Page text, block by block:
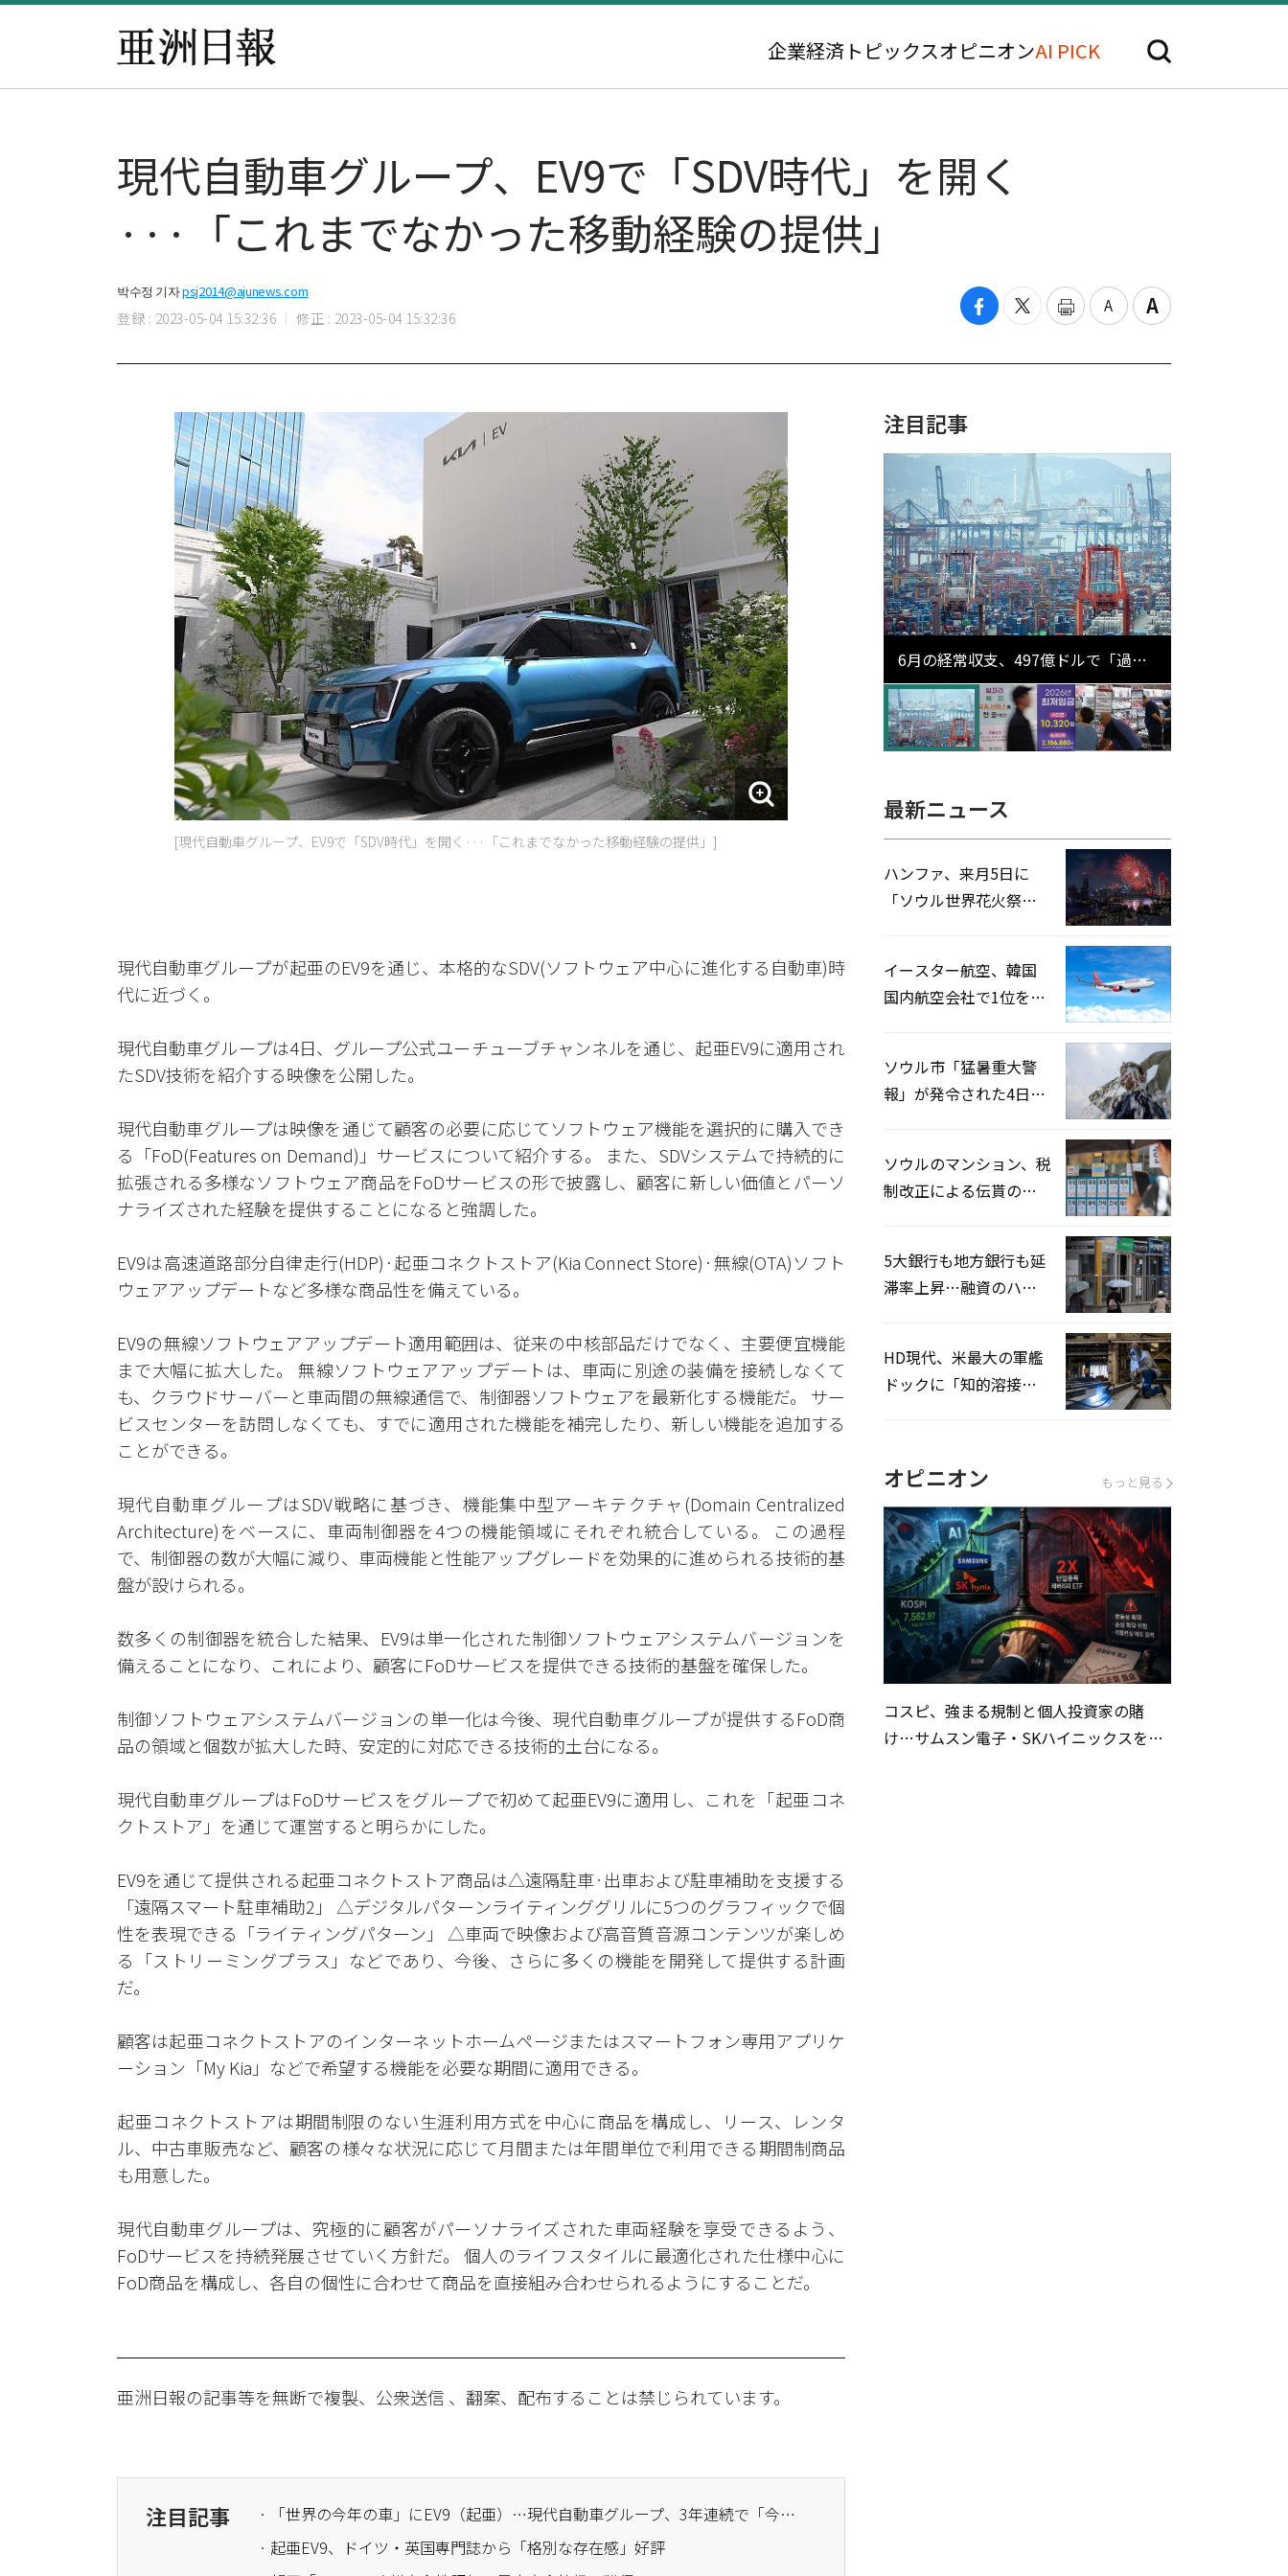
企業経済 トピックスオピニオンAI PICK
現代自動車グループ、EV9で「SDV時代」を開く
···「これまでなかった移動経験の提供」
박수정 기자psj2014@ajunews.com
登録 : 2023-05-04 15:32:36 修正 : 2023-05-04 15:32:36
[現代自動車グループ、EV9で「SDV時代」を開く···「これまでなかった移動経験の提供」]
現代自動車グループが起亜のEV9を通じ、本格的なSDV(ソフトウェア中心に進化する自動車)時
代に近づく。
現代自動車グループは4日、グループ公式ユーチューブチャンネルを通じ、起亜EV9に適用され
たSDV技術を紹介する映像を公開した。
現代自動車グループは映像を通じて顧客の必要に応じてソフトウェア機能を選択的に購入でき
る「FoD(Features on Demand)」サービスについて紹介する。 また、SDVシステムで持続的に
拡張される多様なソフトウェア商品をFoDサービスの形で披露し、顧客に新しい価値とパーソ
ナライズされた経験を提供することになると強調した。
EV9は高速道路部分自律走行(HDP)·起亜コネクトストア(Kia Connect Store)·無線(OTA)ソフト
ウェアアップデートなど多様な商品性を備えている。
EV9の無線ソフトウェアアップデート適用範囲は、従来の中核部品だけでなく、主要便宜機能
まで大幅に拡大した。 無線ソフトウェアアップデートは、車両に別途の装備を接続しなくて
も、クラウドサーバーと車両間の無線通信で、制御器ソフトウェアを最新化する機能だ。 サー
ビスセンターを訪問しなくても、すでに適用された機能を補完したり、新しい機能を追加する
ことができる。
現代自動車グループはSDV戦略に基づき、機能集中型アーキテクチャ(Domain Centralized
Architecture)をベースに、車両制御器を4つの機能領域にそれぞれ統合している。 この過程
で、制御器の数が大幅に減り、車両機能と性能アップグレードを効果的に進められる技術的基
盤が設けられる。
数多くの制御器を統合した結果、EV9は単一化された制御ソフトウェアシステムバージョンを
備えることになり、これにより、顧客にFoDサービスを提供できる技術的基盤を確保した。
制御ソフトウェアシステムバージョンの単一化は今後、現代自動車グループが提供するFoD商
品の領域と個数が拡大した時、安定的に対応できる技術的土台になる。
現代自動車グループはFoDサービスをグループで初めて起亜EV9に適用し、これを「起亜コネ
クトストア」を通じて運営すると明らかにした。
EV9を通じて提供される起亜コネクトストア商品は△遠隔駐車·出車および駐車補助を支援する
「遠隔スマート駐車補助2」 △デジタルパターンライティンググリルに5つのグラフィックで個
性を表現できる「ライティングパターン」 △車両で映像および高音質音源コンテンツが楽しめ
る「ストリーミングプラス」などであり、今後、さらに多くの機能を開発して提供する計画
だ。
顧客は起亜コネクトストアのインターネットホームページまたはスマートフォン専用アプリケ
ーション「My Kia」などで希望する機能を必要な期間に適用できる。
起亜コネクトストアは期間制限のない生涯利用方式を中心に商品を構成し、リース、レンタ
ル、中古車販売など、顧客の様々な状況に応じて月間または年間単位で利用できる期間制商品
も用意した。
現代自動車グループは、究極的に顧客がパーソナライズされた車両経験を享受できるよう、
FoDサービスを持続発展させていく方針だ。 個人のライフスタイルに最適化された仕様中心に
FoD商品を構成し、各自の個性に合わせて商品を直接組み合わせられるようにすることだ。
亜洲日報の記事等を無断で複製、公衆送信 、翻案、配布することは禁じられています。
注目記事
· 「世界の今年の車」にEV9（起亜）…現代自動車グループ、3年連続で「今年の自動車」席巻
· 起亜EV9、ドイツ・英国専門誌から「格別な存在感」好評
注目記事
6月の経常収支、497億ドルで「過去
最大」…輸出が初の1000億ドル突破
最新ニュース
ハンファ、来月5日に
「ソウル世界花火祭り
イースター航空、韓国
国内航空会社で1位を記
ソウル市「猛暑重大警
報」が発令された4日、
ソウルのマンション、税
制改正による伝貰の月
5大銀行も地方銀行も延
滞率上昇…融資のハー
HD現代、米最大の軍艦
ドックに「知的溶接」
オピニオン もっと見る
コスピ、強まる規制と個人投資家の賭
け…サムスン電子・SKハイニックスを巡